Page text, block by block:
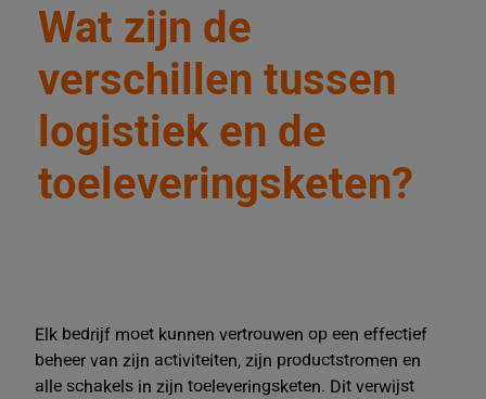
Wat zijn de
verschillen tussen
logistiek en de
toeleveringsketen?
Elk bedrijf moet kunnen vertrouwen op een effectief
beheer van zijn activiteiten, zijn productstromen en
alle schakels in zijn toeleveringsketen. Dit verwijst